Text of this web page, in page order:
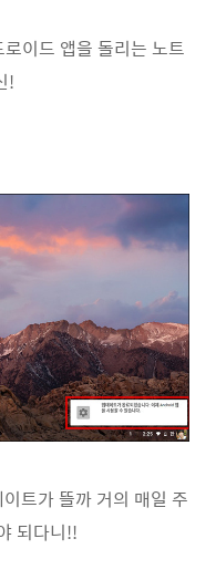
이드 앱을 돌리는 노트
!
트가 뜰까 거의 매일 주
되다니!!